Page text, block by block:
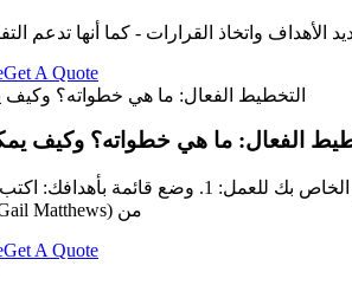
Get A Quote
الفعال: ما هي خطواته؟ وكيف
اكتشف الدكتور جيل ماثيوز (Dr. Gail Matthews) من
Get A Quote